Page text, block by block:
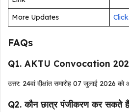
More Updates
FAQs
Q1. AKTU Convocation
उत्तर: 24वां दीक्षांत समारोह 07 जुलाई 2026 को
Q2. कौन छात्र पंजीकरण कर सकते